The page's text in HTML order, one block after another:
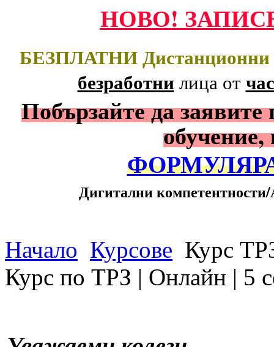
НОВО!
БЕЗПЛАТНИ Дистанционни
безработни лицаот
Побързайте да
Дигитални
Начало Курсове Курс
Курс по ТРЗ | Онлайн | 5